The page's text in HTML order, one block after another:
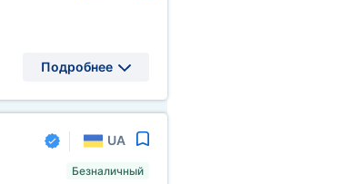
Подробнее
UA
Безналичный